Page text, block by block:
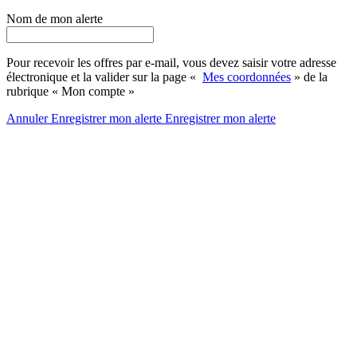
Nom de mon alerte
Pour recevoir les offres par e-mail, vous devez saisir votre adresse
électronique et la valider sur la page « Mes coordonnées » de la
rubrique « Mon compte »
AnnulerEnregistrer mon alerte Enregistrermon alerte